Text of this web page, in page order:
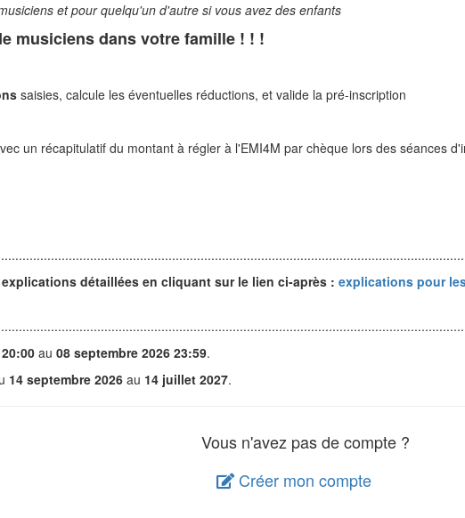
et pour quelqu'un d'autre si vous avez des enfants
dans votre famille ! ! !
saisies, calcule les éventuelles réductions, et valide la pré-inscription
un récapitulatif du montant à régler à l'EMI4M par chèque lors des séances
détaillées en cliquant sur le lien ci-après : explications pour
au 08 septembre 2026 23:59.
14 septembre 2026 au 14 juillet 2027.
Vous n'avez pas de compte ?
Créer mon compte